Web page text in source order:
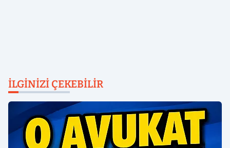
İLGINIZI ÇEKEBILIR